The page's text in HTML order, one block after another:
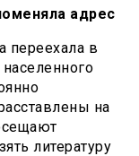
адрес
переехала в
на
литературу